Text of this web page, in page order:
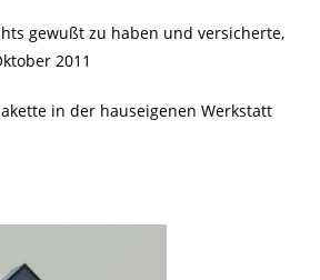
gewußt zu haben und versicherte,
2011
in der hauseigenen Werkstatt